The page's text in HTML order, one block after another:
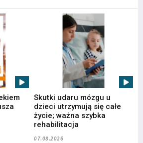
Skutki udaru mózgu u
dzieci utrzymują się całe
życie; ważna szybka
rehabilitacja
07.08.2026